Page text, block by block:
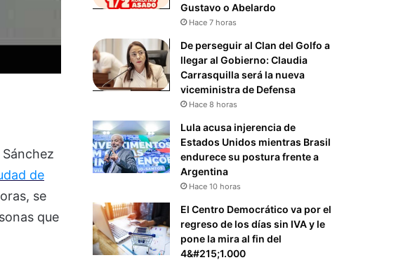
de
se
que
Gustavo o Abelardo
Hace 7 horas
De perseguir al Clan del Golfo a
llegar al Gobierno: Claudia
Carrasquilla será la nueva
viceministra de Defensa
Hace 8 horas
Lula acusa injerencia de
Estados Unidos mientras Brasil
endurece su postura frente a
Argentina
Hace 10 horas
El Centro Democrático va por el
regreso de los días sin IVA y le
pone la mira al fin del
4&#215;1.000